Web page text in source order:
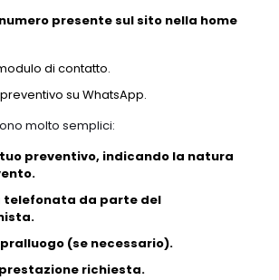
presente sul sito nella home
di contatto.
su WhatsApp.
molto semplici:
preventivo, indicando la natura
telefonata da parte del
(se necessario).
richiesta.